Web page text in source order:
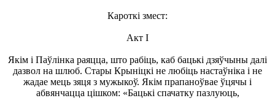
Кароткі змест:
Акт І
Якім і Паўлінка раяцца, што рабіць, каб бацькі дзяўчыны далі
дазвол на шлюб. Стары Крыніцкі не любіць настаўніка і не
жадае мець зяця з мужыкоў. Якім прапаноўвае ўцячы і
абвянчацца цішком: «Бацькі спачатку пазлуюць,